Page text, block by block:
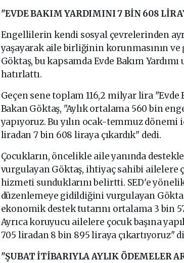
"EVDE BAKIM YARDIMINI 7 BİN 608
Engellilerin kendi sosyal çevrelerinden
yaşayarak aile birliğinin korunmasının
Göktaş, bu kapsamda Evde Bakım
hatırlattı.
Geçen sene toplam 116,2 milyar lira "Evde
Bakan Göktaş, "Aylık ortalama 560 bin
yapıyoruz. Bu yılın ocak-temmuz dönemi
liradan 7 bin 608 liraya çıkardık" dedi.
Çocukların, öncelikle aile yanında
vurgulayan Göktaş, ihtiyaç sahibi ailelere
hizmeti sunduklarını belirtti. SED'e
düzenlemeye gidildiğini vurgulayan
ekonomik destek tutarını ortalama 3 bin
Ayrıca koruyucu ailelere çocuk başına
705 liradan 8 bin 895 liraya çıkartıyoruz"
"ŞUBAT İTİBARIYLA AYLIK ÖDEMELER